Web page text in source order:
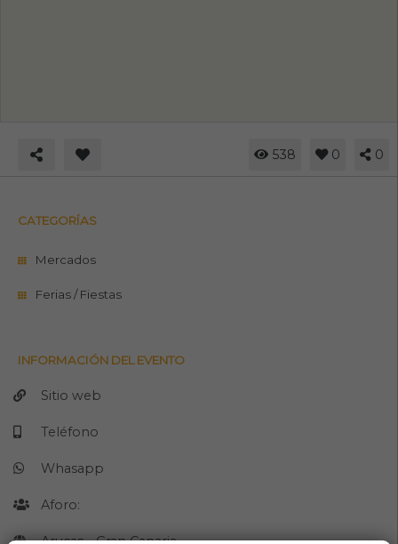
538 0 0
CATEGORÍAS
Mercados
Ferias / Fiestas
INFORMACIÓN DEL EVENTO
Sitio web
Teléfono
Whasapp
Aforo: